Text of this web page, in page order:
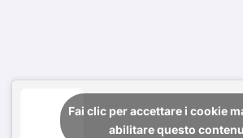
Fai clic per accettare i cookie
abilitare questo